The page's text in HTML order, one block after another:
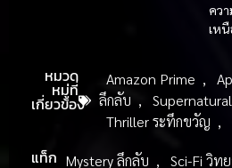
คว
เห
หมวด
หมู่ที่
เกี่ยวข้อง
Amazon Prime ,
ลึกลับ ,
Thriller ระทึกขวัญ ,
แท็ก Mystery ลึกลับ , Sci-Fi วิท